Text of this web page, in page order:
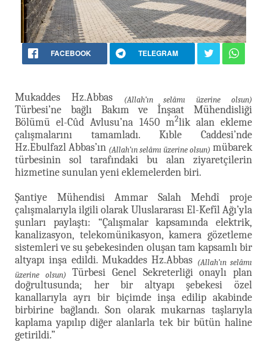
FACEBOOK TELEGRAM
Mukaddes Hz.Abbas (Allah’ın selâmı üzerine olsun)
Türbesi’ne bağlı Bakım ve İnşaat Mühendisliği
Bölümü el-Cûd Avlusu’na 1450 m2lik alan ekleme
çalışmalarını tamamladı. Kıble Caddesi’nde
Hz.Ebulfazl Abbas’ın (Allah’ın selâmı üzerine olsun) mübarek
türbesinin sol tarafındaki bu alan ziyaretçilerin
hizmetine sunulan yeni eklemelerden biri.
Şantiye Mühendisi Ammar Salah Mehdî proje
çalışmalarıyla ilgili olarak Uluslararası El-Kefîl Ağı’yla
şunları paylaştı: “Çalışmalar kapsamında elektrik,
kanalizasyon, telekomünikasyon, kamera gözetleme
sistemleri ve su şebekesinden oluşan tam kapsamlı bir
altyapı inşa edildi. Mukaddes Hz.Abbas (Allah’ın selâmı
üzerine olsun)
Türbesi Genel Sekreterliği onaylı plan
doğrultusunda; her bir altyapı şebekesi özel
kanallarıyla ayrı bir biçimde inşa edilip akabinde
birbirine bağlandı. Son olarak mukarnas taşlarıyla
kaplama yapılıp diğer alanlarla tek bir bütün haline
getirildi.”